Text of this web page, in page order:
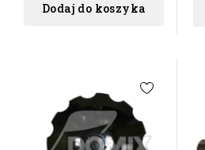
Dodaj do koszyka